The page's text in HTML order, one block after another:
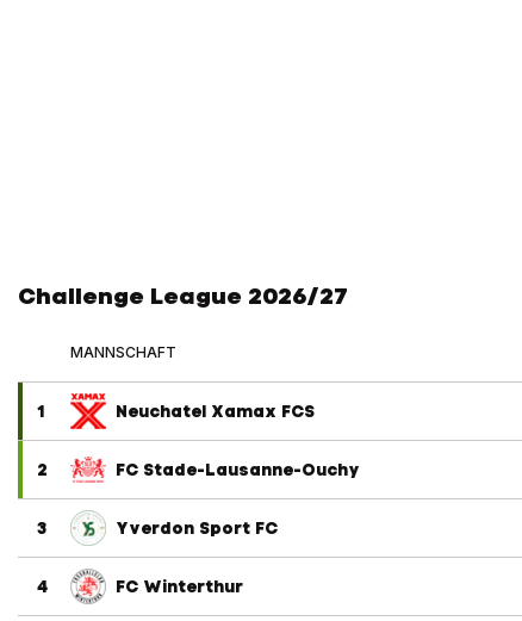
Challenge League 2026/27
MANNSCHAFT
1 Neuchatel Xamax FCS
2 FC Stade-Lausanne-Ouchy
3 Yverdon Sport FC
4 FC Winterthur